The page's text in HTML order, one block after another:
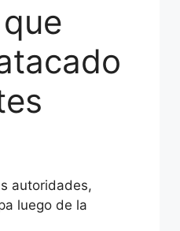
autoridades,
luego de la